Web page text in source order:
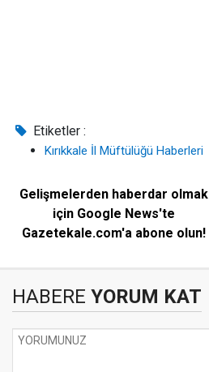
Etiketler :
Kırıkkale İl Müftülüğü Haberleri
Gelişmelerden haberdar olmak
için Google News'te
Gazetekale.com'a abone olun!
HABERE YORUM KAT